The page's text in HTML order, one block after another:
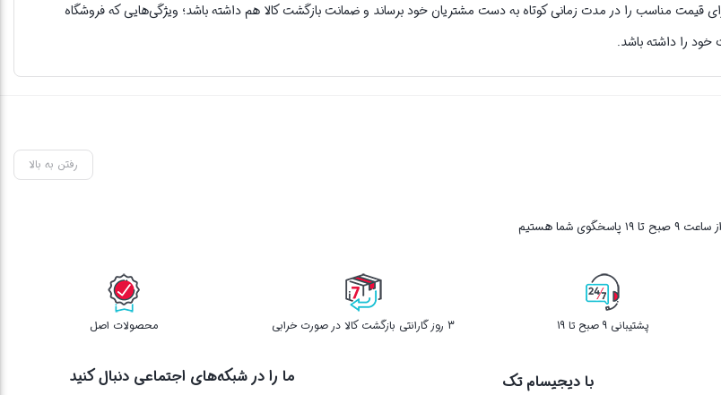
قیمت مناسب را در مدت زمانی کوتاه به دست مشتریان خود برساند و ضمانت بازگشت کالا هم داشته باشد؛ ویژگی‌هایی که فروشگاه
خود را داشته باشد.
رفتن به بالا
شما هستیم
پشتیبانی 9 صبح تا 19 3 روز گارانتی بازگشت کالا در صورت خرابی محصولات اصل
با دیجیسام تک ما را در شبکه‌های اجتماعی دنبال کنید